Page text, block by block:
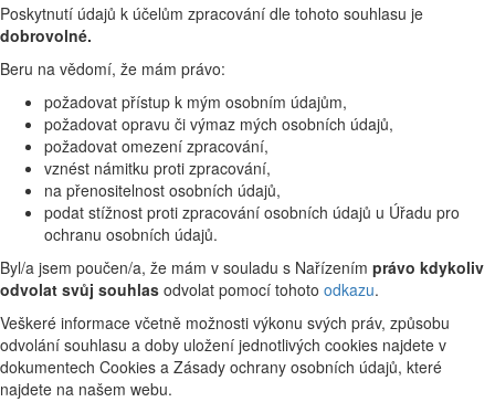
Poskytnutí údajů k účelům zpracování dle tohoto souhlasu je
dobrovolné.
Beru na vědomí, že mám právo:
požadovat přístup k mým osobním údajům,
požadovat opravu či výmaz mých osobních údajů,
požadovat omezení zpracování,
vznést námitku proti zpracování,
na přenositelnost osobních údajů,
podat stížnost proti zpracování osobních údajů u Úřadu pro
ochranu osobních údajů.
Byl/a jsem poučen/a, že mám v souladu s Nařízením právo kdykoliv
odvolat svůj souhlas odvolat pomocí tohoto odkazu.
Veškeré informace včetně možnosti výkonu svých práv, způsobu
odvolání souhlasu a doby uložení jednotlivých cookies najdete v
dokumentech Cookies a Zásady ochrany osobních údajů, které
najdete na našem webu.